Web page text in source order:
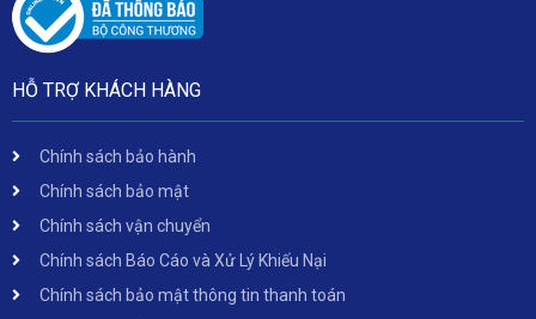
HỖ TRỢ KHÁCH HÀNG
Chính sách bảo hành
Chính sách bảo mật
Chính sách vận chuyển
Chính sách Báo Cáo và Xử Lý Khiếu Nại
Chính sách bảo mật thông tin thanh toán